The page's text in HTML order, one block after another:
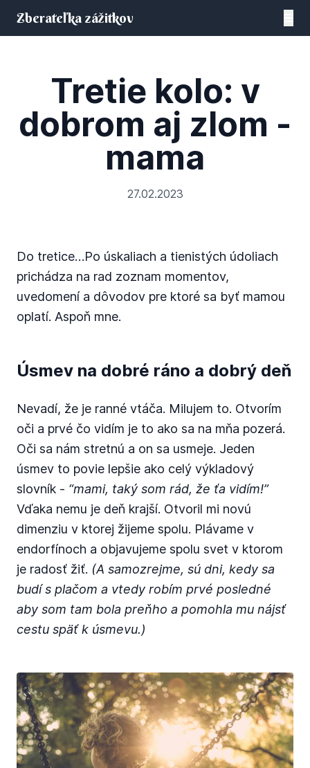
Zberateľka zážitkov
Tretie kolo: v
dobrom aj zlom -
mama
27.02.2023
Do tretice…Po úskaliach a tienistých údoliach
prichádza na rad zoznam momentov,
uvedomení a dôvodov pre ktoré sa byť mamou
oplatí. Aspoň mne.
Úsmev na dobré ráno a dobrý deň
Nevadí, že je ranné vtáča. Milujem to. Otvorím
oči a prvé čo vidím je to ako sa na mňa pozerá.
Oči sa nám stretnú a on sa usmeje. Jeden
úsmev to povie lepšie ako celý výkladový
slovník - “mami, taký som rád, že ťa vidím!”
Vďaka nemu je deň krajší. Otvoril mi novú
dimenziu v ktorej žijeme spolu. Plávame v
endorfínoch a objavujeme spolu svet v ktorom
je radosť žiť. (A samozrejme, sú dni, kedy sa
budí s plačom a vtedy robím prvé posledné
aby som tam bola preňho a pomohla mu nájsť
cestu späť k úsmevu.)